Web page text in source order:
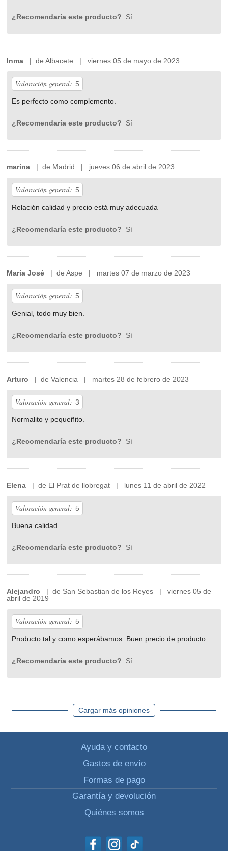
¿Recomendaría este producto? Sí
Inma | de Albacete | viernes 05 de mayo de 2023
Valoración general: 5
Es perfecto como complemento.
¿Recomendaría este producto? Sí
marina | de Madrid | jueves 06 de abril de 2023
Valoración general: 5
Relación calidad y precio está muy adecuada
¿Recomendaría este producto? Sí
María José | de Aspe | martes 07 de marzo de 2023
Valoración general: 5
Genial, todo muy bien.
¿Recomendaría este producto? Sí
Arturo | de Valencia | martes 28 de febrero de 2023
Valoración general: 3
Normalito y pequeñito.
¿Recomendaría este producto? Sí
Elena | de El Prat de llobregat | lunes 11 de abril de 2022
Valoración general: 5
Buena calidad.
¿Recomendaría este producto? Sí
Alejandro | de San Sebastian de los Reyes | viernes 05 de
abril de 2019
Valoración general: 5
Producto tal y como esperábamos. Buen precio de producto.
¿Recomendaría este producto? Sí
Cargar más opiniones
Ayuda y contacto
Gastos de envío
Formas de pago
Garantía y devolución
Quiénes somos